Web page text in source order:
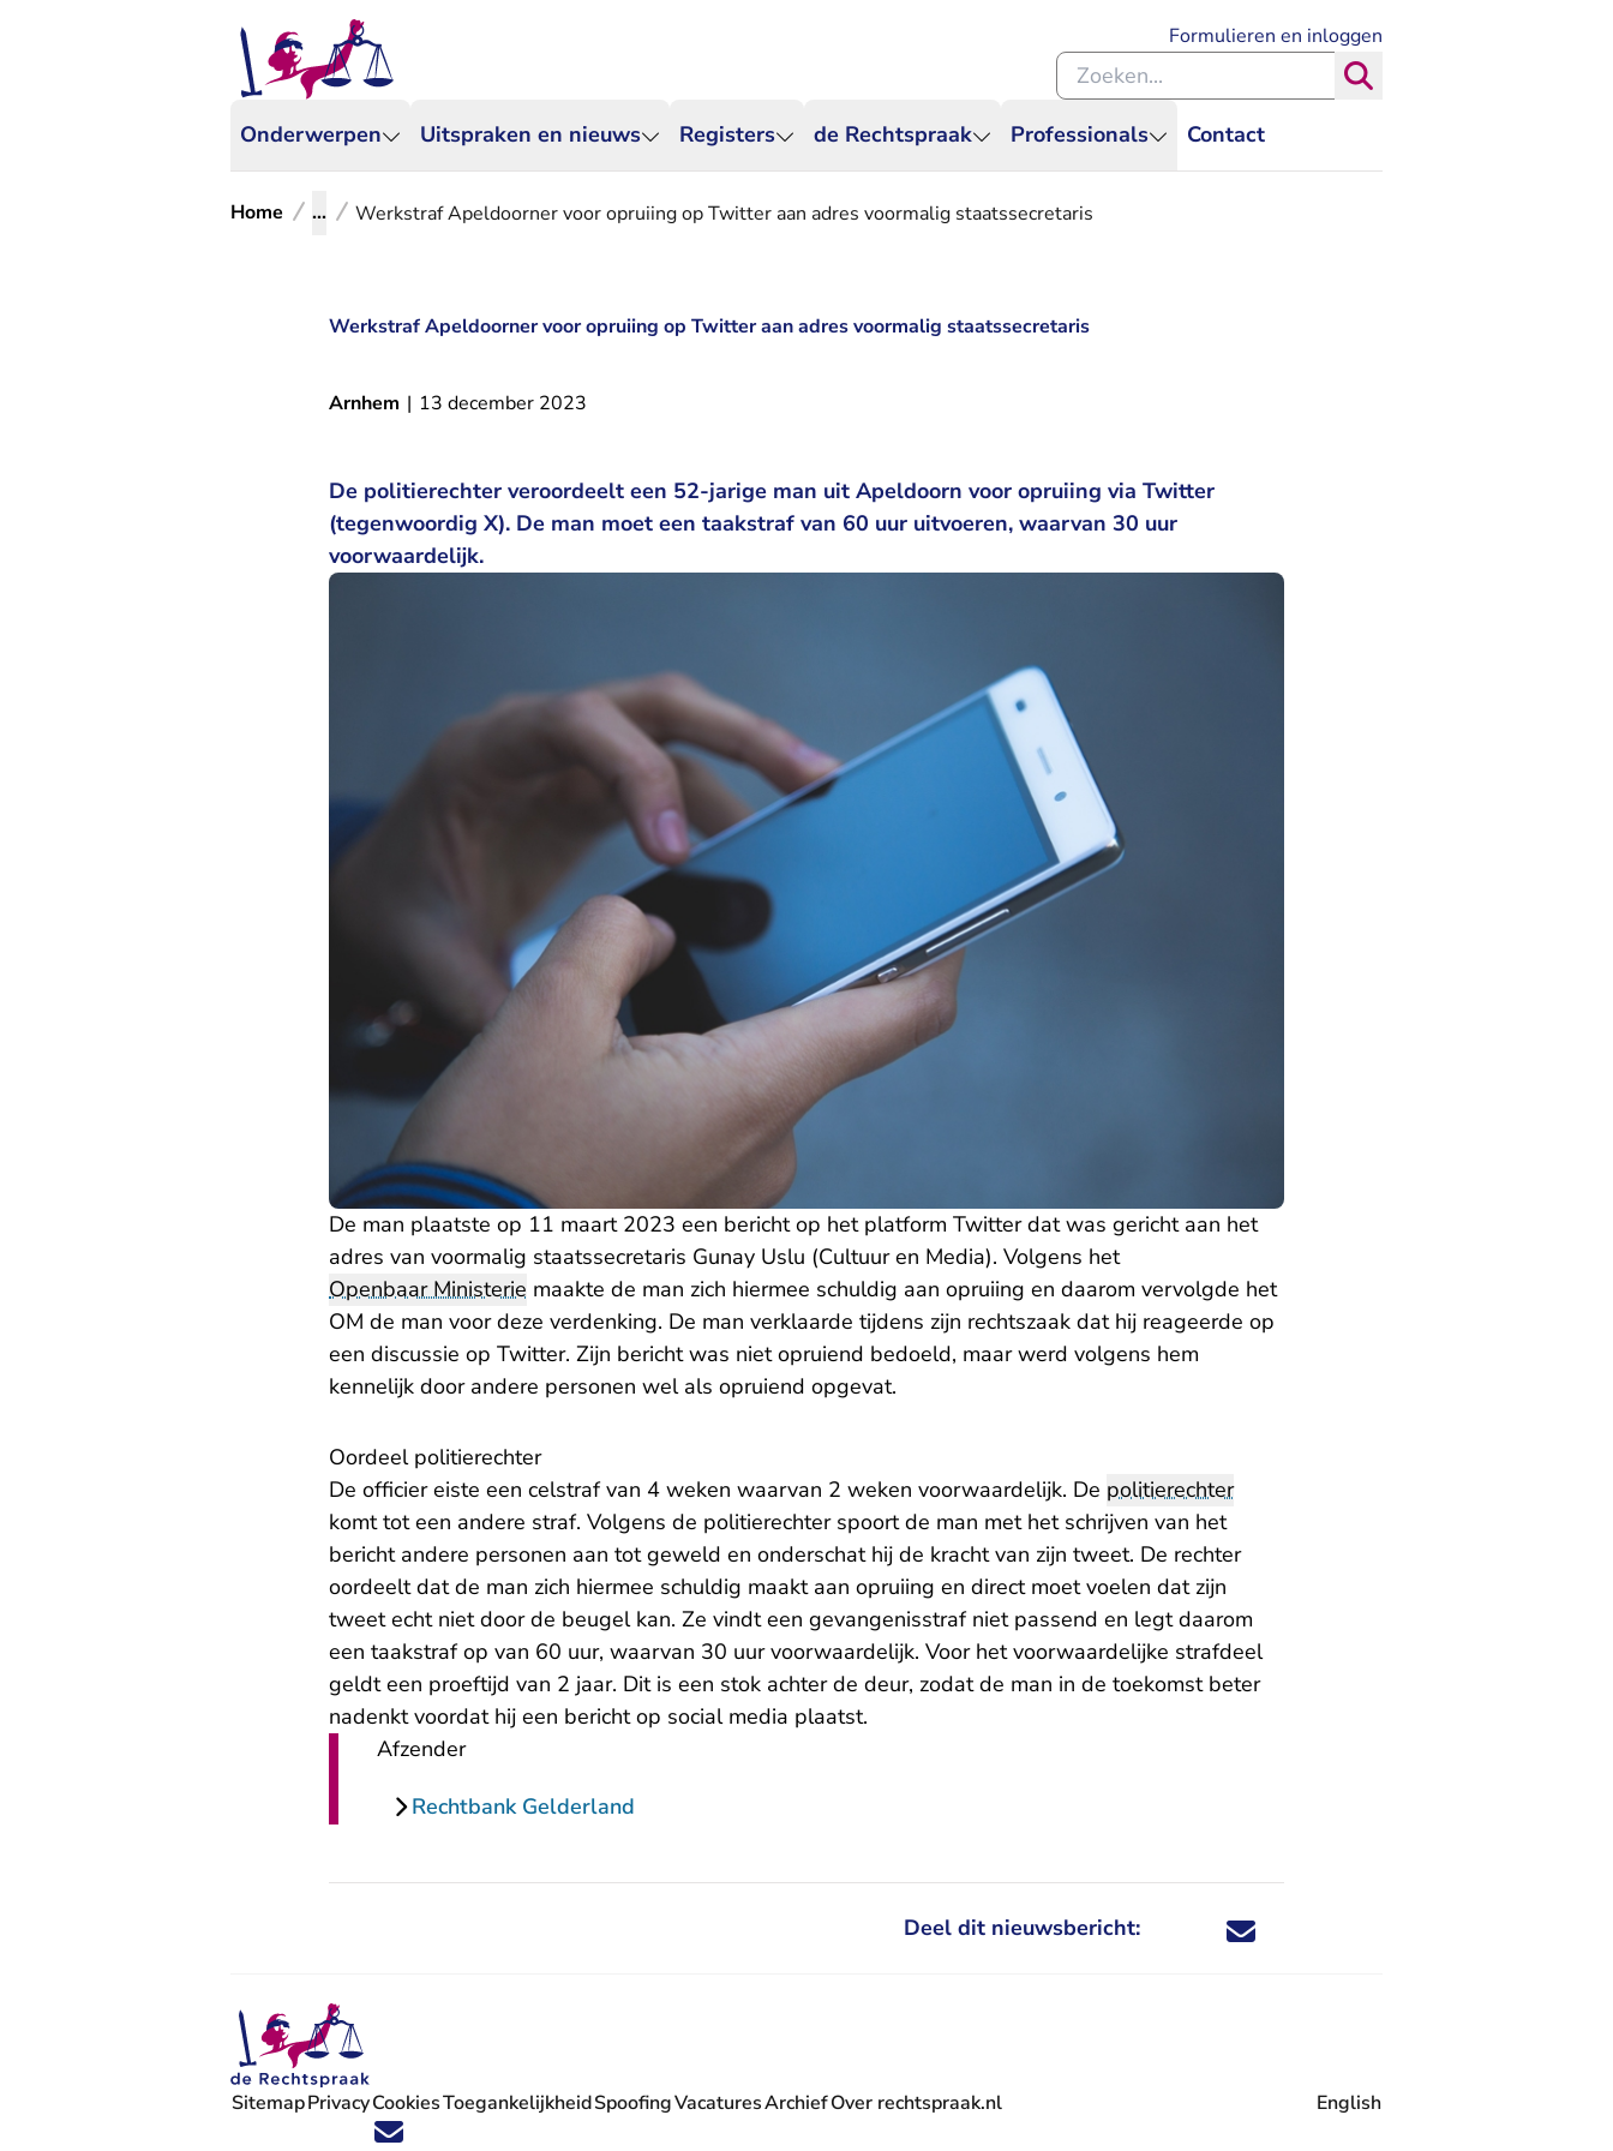
Onderwerpen Uitspraken en nieuws Registers de Rechtspraak Professionals Contact
Formulieren en inloggen
Zoeken binnen de Rechtspraak
Home ... Werkstraf Apeldoorner voor opruiing op Twitter aan adres voormalig staatssecretaris
Werkstraf Apeldoorner voor opruiing op Twitter aan adres voormalig staatssecretaris
Arnhem | 13 december 2023
De politierechter veroordeelt een 52-jarige man uit Apeldoorn voor opruiing via Twitter
(tegenwoordig X). De man moet een taakstraf van 60 uur uitvoeren, waarvan 30 uur
voorwaardelijk.
De man plaatste op 11 maart 2023 een bericht op het platform Twitter dat was gericht aan het
adres van voormalig staatssecretaris Gunay Uslu (Cultuur en Media). Volgens het
Openbaar Ministerie maakte de man zich hiermee schuldig aan opruiing en daarom vervolgde het
OM de man voor deze verdenking. De man verklaarde tijdens zijn rechtszaak dat hij reageerde op
een discussie op Twitter. Zijn bericht was niet opruiend bedoeld, maar werd volgens hem
kennelijk door andere personen wel als opruiend opgevat.
Oordeel politierechter
De officier eiste een celstraf van 4 weken waarvan 2 weken voorwaardelijk. De politierechter
komt tot een andere straf. Volgens de politierechter spoort de man met het schrijven van het
bericht andere personen aan tot geweld en onderschat hij de kracht van zijn tweet. De rechter
oordeelt dat de man zich hiermee schuldig maakt aan opruiing en direct moet voelen dat zijn
tweet echt niet door de beugel kan. Ze vindt een gevangenisstraf niet passend en legt daarom
een taakstraf op van 60 uur, waarvan 30 uur voorwaardelijk. Voor het voorwaardelijke strafdeel
geldt een proeftijd van 2 jaar. Dit is een stok achter de deur, zodat de man in de toekomst beter
nadenkt voordat hij een bericht op social media plaatst.
Afzender
Rechtbank Gelderland
Deel dit nieuwsbericht: Deel dit nieuwsbericht via X - U verlaat
Deel dit nieuwsbericht via Facebook - U
Deel dit nieuwsbericht via e-mail
Deel dit nieuwsbericht via LinkedIn - U
Volg ons op X (Twitter) - U verlaat Rechtspraak.nl
Volg ons op Facebook - U verlaat Rechtspraak.nl
Volg ons op Instagram - U verlaat Rechtspraak.nl
Volg ons op Youtube - U verlaat Rechtspraak.nl
Volg ons op LinkedIn - U verlaat Rechtspraak.nl
'Blijf op de hoogte' nieuwsbrief - U verlaat Rechtspraak.nl
SitemapPrivacyCookiesToegankelijkheidSpoofingVacatures
- U verlaat Rechtspraak.nl
ArchiefOver rechtspraak.nl English